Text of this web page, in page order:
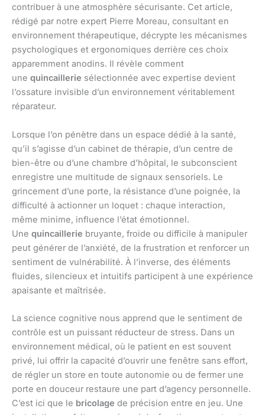
contribuer à une atmosphère sécurisante. Cet article,
rédigé par notre expert Pierre Moreau, consultant en
environnement thérapeutique, décrypte les mécanismes
psychologiques et ergonomiques derrière ces choix
apparemment anodins. Il révèle comment
une quincaillerie sélectionnée avec expertise devient
l’ossature invisible d’un environnement véritablement
réparateur.
Lorsque l’on pénètre dans un espace dédié à la santé,
qu’il s’agisse d’un cabinet de thérapie, d’un centre de
bien-être ou d’une chambre d’hôpital, le subconscient
enregistre une multitude de signaux sensoriels. Le
grincement d’une porte, la résistance d’une poignée, la
difficulté à actionner un loquet : chaque interaction,
même minime, influence l’état émotionnel.
Une quincaillerie bruyante, froide ou difficile à manipuler
peut générer de l’anxiété, de la frustration et renforcer un
sentiment de vulnérabilité. À l’inverse, des éléments
fluides, silencieux et intuitifs participent à une expérience
apaisante et maîtrisée.
La science cognitive nous apprend que le sentiment de
contrôle est un puissant réducteur de stress. Dans un
environnement médical, où le patient en est souvent
privé, lui offrir la capacité d’ouvrir une fenêtre sans effort,
de régler un store en toute autonomie ou de fermer une
porte en douceur restaure une part d’agency personnelle.
C’est ici que le bricolage de précision entre en jeu. Une